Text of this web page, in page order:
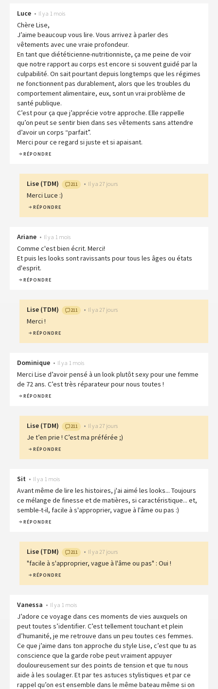
Luce • Il y a 1 mois
Chère Lise,
J’aime beaucoup vous lire. Vous arrivez à parler des
vêtements avec une vraie profondeur.
En tant que diététicienne-nutritionniste, ça me peine de voir
que notre rapport au corps est encore si souvent guidé par la
culpabilité. On sait pourtant depuis longtemps que les régimes
ne fonctionnent pas durablement, alors que les troubles du
comportement alimentaire, eux, sont un vrai problème de
santé publique.
C’est pour ça que j’apprécie votre approche. Elle rappelle
qu’on peut se sentir bien dans ses vêtements sans attendre
d’avoir un corps “parfait”.
Merci pour ce regard si juste et si apaisant.
RÉPONDRE
Lise (TDM) 211 • Il y a 27 jours
Merci Luce :)
RÉPONDRE
Ariane • Il y a 1 mois
Comme c'est bien écrit. Merci!
Et puis les looks sont ravissants pour tous les âges ou états
d'esprit.
RÉPONDRE
Lise (TDM) 211 • Il y a 27 jours
Merci !
RÉPONDRE
Dominique • Il y a 1 mois
Merci Lise d’avoir pensé à un look plutôt sexy pour une femme
de 72 ans. C’est très réparateur pour nous toutes !
RÉPONDRE
Lise (TDM) 211 • Il y a 27 jours
Je t’en prie ! C’est ma préférée ;)
RÉPONDRE
Sit • Il y a 1 mois
Avant même de lire les histoires, j'ai aimé les looks... Toujours
ce mélange de finesse et de matières, si caractéristique... et,
semble-t-il, facile à s'approprier, vague à l'âme ou pas :)
RÉPONDRE
Lise (TDM) 211 • Il y a 27 jours
"facile à s'approprier, vague à l'âme ou pas" : Oui !
RÉPONDRE
Vanessa • Il y a 1 mois
J’adore ce voyage dans ces moments de vies auxquels on
peut toutes s’identifier. C’est tellement touchant et plein
d’humanité, je me retrouve dans un peu toutes ces femmes.
Ce que j’aime dans ton approche du style Lise, c’est que tu as
conscience que la garde robe peut vraiment appuyer
douloureusement sur des points de tension et que tu nous
aide à les soulager. Et par tes astuces stylistiques et par ce
rappel qu’on est ensemble dans le même bateau même si on